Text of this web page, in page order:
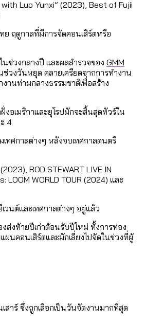
Luo Yunxi” (2023), Best of Fujii
ย ฤดูกาลที่มีการจัดคอนเสิร์ตหรือ
ช่วงกลางปี และผลสำรวจของ GMM
วงวันหยุด คลายเครียดจากการทำงาน
านท่ามกลางธรรมชาติเพื่อสร้าง
อเมริกาและยุโรปมักจะสิ้นสุดทัวร์ใน
4
ทศกาลต่างๆ หลังจบเทศกาลดนตรี
ROD STEWART LIVE IN
LOOM WORLD TOUR (2024) และ
นต์และเทศกาลต่างๆ อยู่แล้ว
ส่งท้ายปีเก่าต้อนรับปีใหม่ ทั้งการท่อง
นคอนเสิร์ตและมักเลี่ยงไปจัดในช่วงที่ผู้
าร์ ซึ่งถูกเลือกเป็นวันจัดงานมากที่สุด